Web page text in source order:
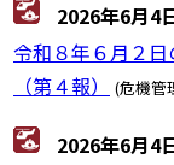
2026年6月4
令和８年６月２
（第４報）
(危機
2026年6月4